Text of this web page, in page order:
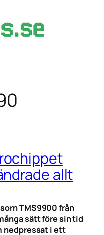
allt
TMS9900 från
sätt före sin tid
nedpressat i ett